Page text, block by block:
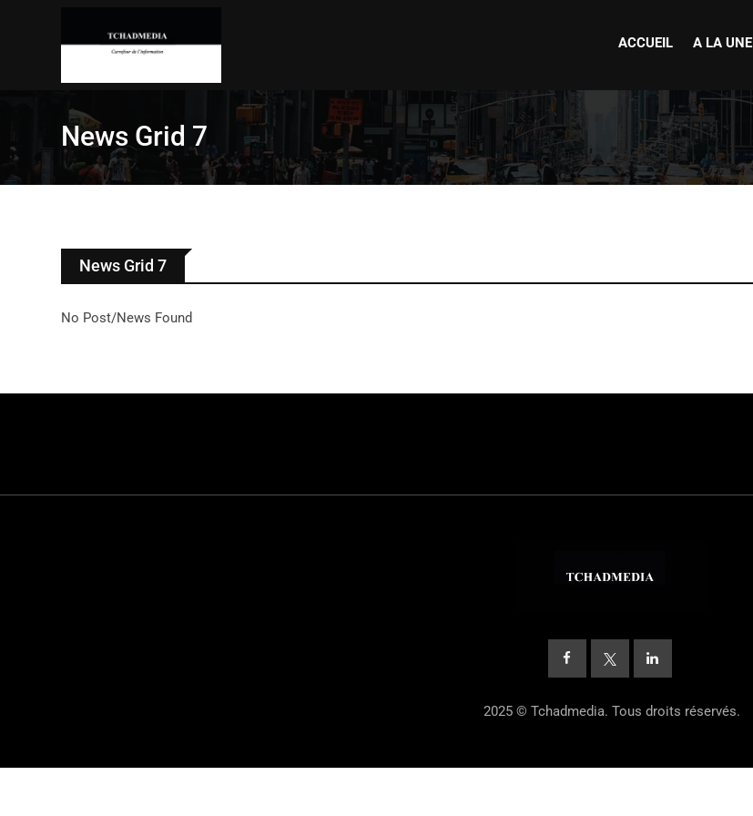
ACCUEIL A LA UNE
News Grid 7
News Grid 7
No Post/News Found
2025 © Tchadmedia. Tous droits réservés.